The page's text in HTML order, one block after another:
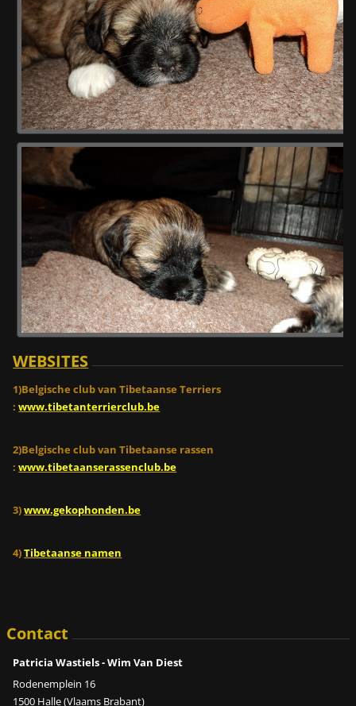
WEBSITES
1)Belgische club van Tibetaanse Terriers
:www.tibetanterrierclub.be
2)Belgische club van Tibetaanse rassen
: www.tibetaanserassenclub.be
3)www.gekophonden.be
4)Tibetaanse namen
Contact
Patricia Wastiels - Wim Van Diest
Rodenemplein 16
1500 Halle (Vlaams Brabant)